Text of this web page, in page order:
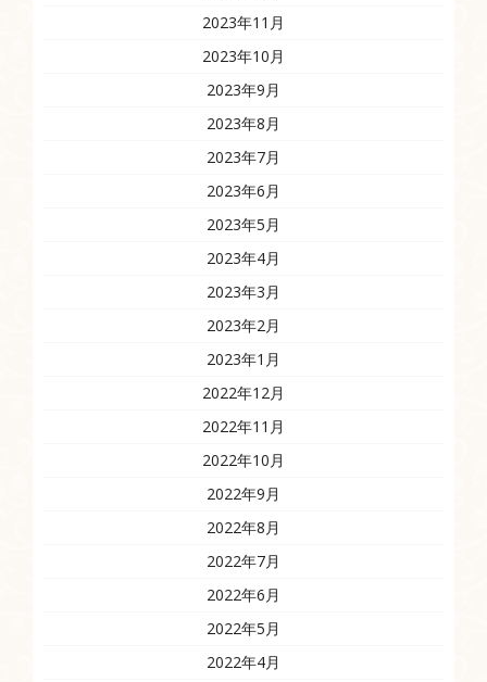
2023年11月
2023年10月
2023年9月
2023年8月
2023年7月
2023年6月
2023年5月
2023年4月
2023年3月
2023年2月
2023年1月
2022年12月
2022年11月
2022年10月
2022年9月
2022年8月
2022年7月
2022年6月
2022年5月
2022年4月